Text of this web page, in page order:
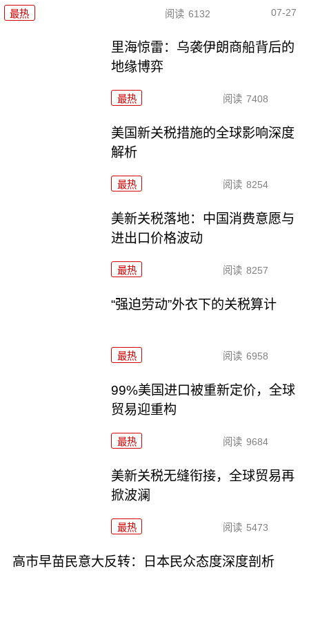
最热 阅读 6132 07-27
里海惊雷：乌袭伊朗商船背后的
地缘博弈
最热 阅读 7408
美国新关税措施的全球影响深度
解析
最热 阅读 8254
美新关税落地：中国消费意愿与
进出口价格波动
最热 阅读 8257
“强迫劳动”外衣下的关税算计
最热 阅读 6958
99%美国进口被重新定价，全球
贸易迎重构
最热 阅读 9684
美新关税无缝衔接，全球贸易再
掀波澜
最热 阅读 5473
高市早苗民意大反转：日本民众态度深度剖析